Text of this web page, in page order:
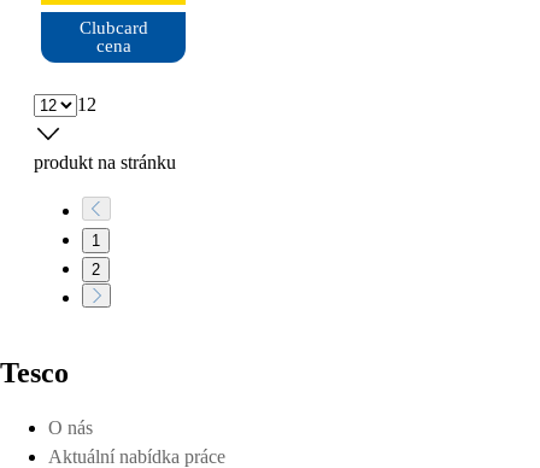
Clubcard
cena
12
produkt na stránku
1
2
Tesco
O nás
Aktuální nabídka práce